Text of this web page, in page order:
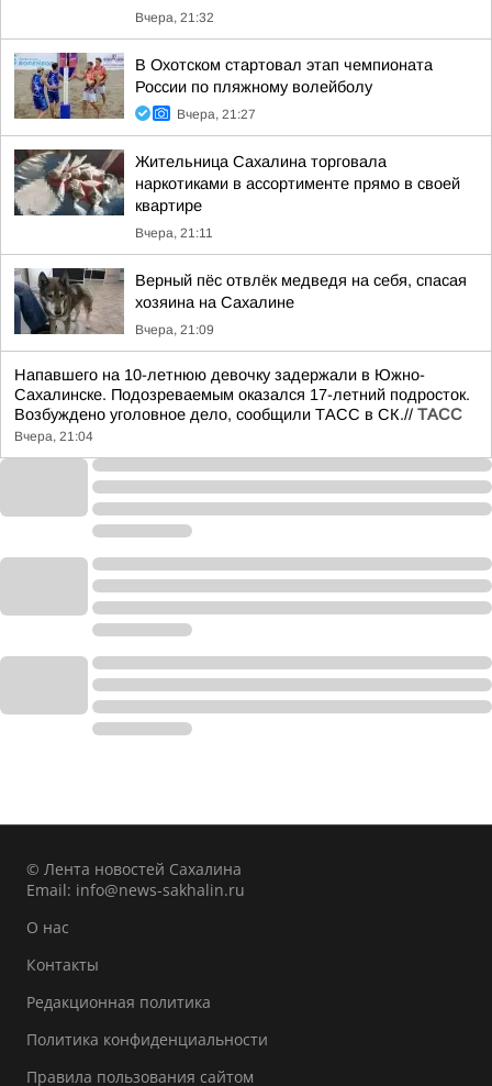
Вчера, 21:32
В Охотском стартовал этап чемпионата
России по пляжному волейболу
Вчера, 21:27
Жительница Сахалина торговала
наркотиками в ассортименте прямо в своей
квартире
Вчера, 21:11
Верный пёс отвлёк медведя на себя, спасая
хозяина на Сахалине
Вчера, 21:09
Напавшего на 10-летнюю девочку задержали в Южно-
Сахалинске. Подозреваемым оказался 17-летний подросток.
Возбуждено уголовное дело, сообщили ТАСС в СК.// ТАСС
Вчера, 21:04
© Лента новостей Сахалина
Email: info@news-sakhalin.ru
О нас
Контакты
Редакционная политика
Политика конфиденциальности
Правила пользования сайтом